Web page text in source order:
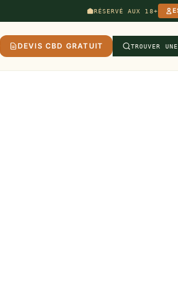
RÉSERVÉ AUX 18+
DEVIS CBD GRATUIT TROUVER